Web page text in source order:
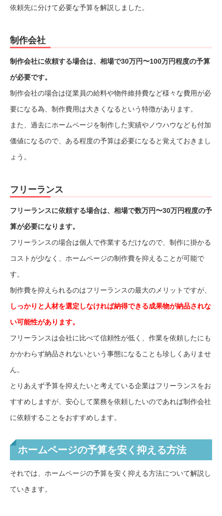
依頼先に分けて必要な予算を解説しました。
制作会社
制作会社に依頼する場合は、相場で30万円〜100万円程度の予算
が必要です。
制作会社の場合は従業員の給料や物件維持費など様々な費用が必
要になる為、制作費用は大きくなるという特徴があります。
また、過去にホームページを制作した実績やノウハウなども付加
価値になるので、ある程度の予算は必要になると覚えておきまし
ょう。
フリーランス
フリーランスに依頼する場合は、相場で数万円〜30万円程度の予
算が必要になります。
フリーランスの場合は個人で作業するだけなので、制作に掛かる
コストが少なく、ホームページの制作費を抑えることが可能で
す。
制作費を抑えられるのはフリーランスの最大のメリットですが、
しっかりと人材を選定しなければ納得できる成果物が納品されな
い可能性があります。
フリーランスは会社に比べて信頼性が低く、作業を依頼したにも
かかわらず納品されないという事態になることも珍しくありませ
ん。
とりあえず予算を抑えたいと考えている企業はフリーランスをお
すすめしますが、安心して業務を依頼したいのであれば制作会社
に依頼することをおすすめします。
ホームページの予算を安く抑える方法
それでは、ホームページの予算を安く抑える方法について解説し
ていきます。